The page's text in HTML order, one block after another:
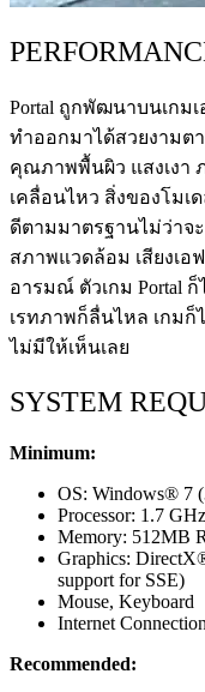
Portal ถูกพัฒนาบนเกมเ
ทำออกมาได้สวยงามต
คุณภาพพื้นผิว แสงเงา
เคลื่อนไหว สิ่งของโมเ
ดีตามมาตรฐานไม่ว่าจะ
สภาพแวดล้อม เสียงเอ
อารมณ์ ตัวเกม Portal
เรทภาพก็ลื่นไหล เกม
ไม่มีให้เห็นเลย
SYSTEM
Minimum:
OS: Windows® 7
Processor: 1.7
Memory: 512MB
Graphics:
support for SSE)
Mouse, Keyboard
Internet Connection
Recommended: